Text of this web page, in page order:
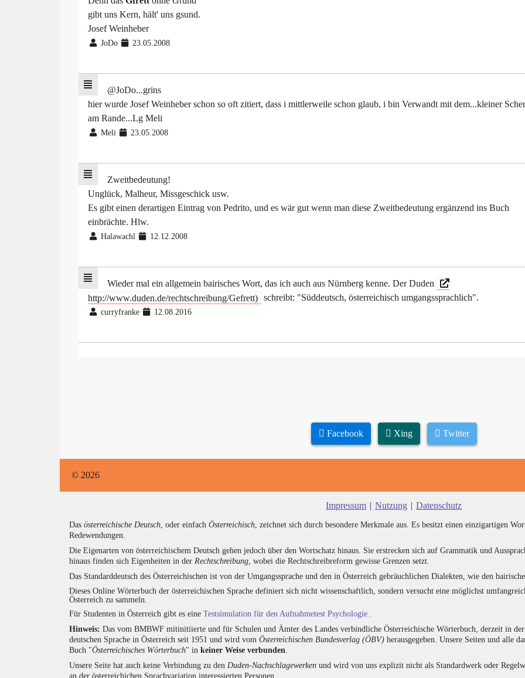
gibt uns Kern, hält' uns gsund.
Josef Weinheber
JoDo 23.05.2008
@JoDo...grins
hier wurde Josef Weinheber schon so oft zitiert, dass i mittlerweile schon glaub, i bin Verwandt mit dem...kleiner
am Rande...Lg Meli
Meli 23.05.2008
Zweitbedeutung!
Unglück, Malheur, Missgeschick usw.
Es gibt einen derartigen Eintrag von Pedrito, und es wär gut wenn man diese Zweitbedeutung ergänzend ins Buch
einbrächte. Hlw.
Halawachl 12.12.2008
Wieder mal ein allgemein bairisches Wort, das ich auch aus Nürnberg kenne. Der Duden
http://www.duden.de/rechtschreibung/Gefrett) schreibt: "Süddeutsch, österreichisch umgangssprachlich".
curryfranke 12.08.2016
Facebook Xing Twitter
© 2026
Impressum | Nutzung | Datenschutz
Das österreichische Deutsch, oder einfach Österreichisch, zeichnet sich durch besondere Merkmale aus. Es besitzt einen einzigartigen
Redewendungen.
Die Eigenarten von österreichischem Deutsch gehen jedoch über den Wortschatz hinaus. Sie erstrecken sich auf Grammatik und
hinaus finden sich Eigenheiten in der Rechtschreibung, wobei die Rechtschreibreform gewisse Grenzen setzt.
Das Standarddeutsch des Österreichischen ist von der Umgangssprache und den in Österreich gebräuchlichen Dialekten, wie den
Dieses Online Wörterbuch der österreichischen Sprache definiert sich nicht wissenschaftlich, sondern versucht eine möglichst
Österreich zu sammeln.
Für Studenten in Österreich gibt es eine Testsimulation für den Aufnahmetest Psychologie .
Hinweis: Das vom BMBWF mitinitiierte und für Schulen und Ämter des Landes verbindliche Österreichische Wörterbuch, derzeit in
deutschen Sprache in Österreich seit 1951 und wird vom Österreichischen Bundesverlag (ÖBV) herausgegeben. Unsere Seiten und alle
Buch "Österreichisches Wörterbuch" in keiner Weise verbunden.
Unsere Seite hat auch keine Verbindung zu den Duden-Nachschlagewerken und wird von uns explizit nicht als Standardwerk oder
an der österreichichen Sprachvariation interessierten Personen.